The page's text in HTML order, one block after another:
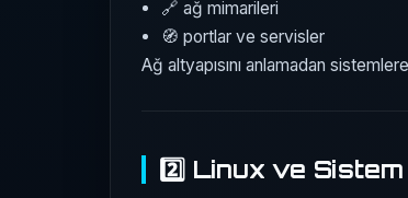
🔗 ağ mimarileri
🧭 portlar ve servisler
Ağ altyapısını anlamadan
2️⃣ Linux ve